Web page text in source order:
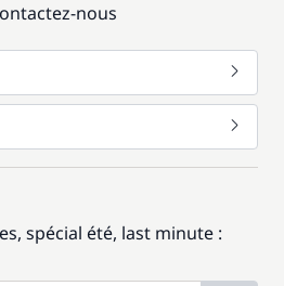
nous
spécial été, last minute :